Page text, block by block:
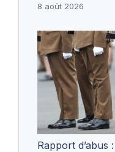
8 août 2026
Rapport d’abus